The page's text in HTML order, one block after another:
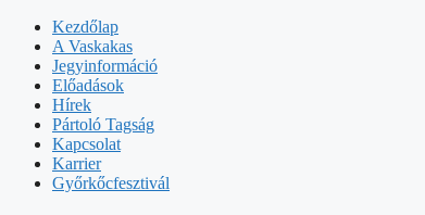
Kezdőlap
A Vaskakas
Jegyinformáció
Előadások
Hírek
Pártoló Tagság
Kapcsolat
Karrier
Győrkőcfesztivál